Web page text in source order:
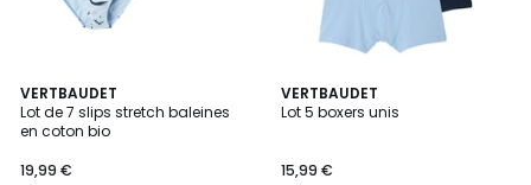
VERTBAUDET
Lot de 7 slips stretch baleines
en coton bio
19,99 €
5
/
5
VERTBAUDET
Lot 5 boxers unis
15,99 €